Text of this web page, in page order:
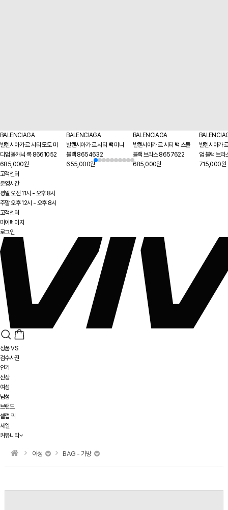
BALENCIAGA
발렌시아가 르 시티 모토 미
디엄 볼캐닉 록 8661052
685,000원
BALENCIAGA
발렌시아가 르 시티 백 미니
블랙 8654632
655,000원
BALENCIAGA
발렌시아가 르 시티 백 스몰
블랙 브라스 8657622
685,000원
발렌시아가
엄 블랙 브
715,000원
고객센터
운영시간
평일 오전 11시 - 오후 8시
주말 오후 12시 - 오후 8시
고객센터
마이페이지
로그인
정품 VS
검수사진
인기
신상
여성
남성
브랜드
셀럽 픽
세일
커뮤니티
여성 BAG - 가방